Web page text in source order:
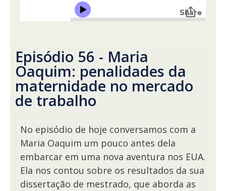
Episódio 56 - Maria
Oaquim: penalidades da
maternidade no mercado
de trabalho
No episódio de hoje conversamos com a
Maria Oaquim um pouco antes dela
embarcar em uma nova aventura nos EUA.
Ela nos contou sobre os resultados da sua
dissertação de mestrado, que aborda as